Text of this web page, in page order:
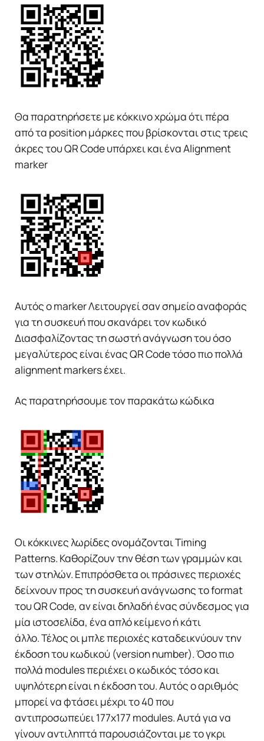
Θα παρατηρήσετε με κόκκινο χρώμα ότι πέρα
από τα position μάρκες που βρίσκονται στις τρεις
άκρες του QR Code υπάρχει και ένα Alignment
marker
Αυτός ο marker Λειτουργεί σαν σημείο αναφοράς
για τη συσκευή που σκανάρει τον κωδικό
Διασφαλίζοντας τη σωστή ανάγνωση του όσο
μεγαλύτερος είναι ένας QR Code τόσο πιο πολλά
alignment markers έχει.
Ας παρατηρήσουμε τον παρακάτω κώδικα
Οι κόκκινες λωρίδες ονομάζονται Timing
Patterns. Καθορίζουν την θέση των γραμμών και
των στηλών. Επιπρόσθετα οι πράσινες περιοχές
δείχνουν προς τη συσκευή ανάγνωσης το format
του QR Code, αν είναι δηλαδή ένας σύνδεσμος για
μία ιστοσελίδα, ένα απλό κείμενο ή κάτι
άλλο. Τέλος οι μπλε περιοχές καταδεικνύουν την
έκδοση του κωδικού (version number). Όσο πιο
πολλά modules περιέχει ο κωδικός τόσο και
υψηλότερη είναι η έκδοση του. Αυτός ο αριθμός
μπορεί να φτάσει μέχρι το 40 που
αντιπροσωπεύει 177x177 modules. Αυτά για να
γίνουν αντιληπτά παρουσιάζονται με το γκρι